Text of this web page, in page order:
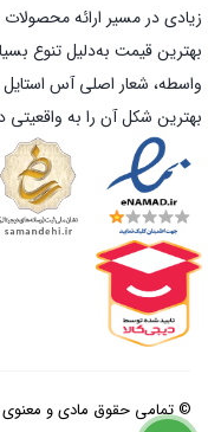
زیادی در مسیر ارائه
بهترین قیمت به‌دلیل تنوع
واسطه، شعار اصلی آس
بهترین شکل آن را به واقعیتی
© تمامی حقوق مادی و